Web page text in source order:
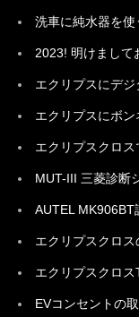
洗車に純水器を使
2023! 明けまして
エクリプスにデ
エクリプスにボ
エクリプスクロ
MUT-III 三菱診断
AUTEL MK906BT
エクリプスクロス
エクリプスクロ
EVコンセントの